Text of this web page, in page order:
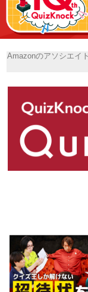
Amazonのアソシエイ